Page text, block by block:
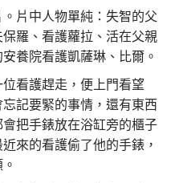
片中人物單純：失智的父
羅、看護蘿拉、活在父親
養院看護凱薩琳、比爾。
看護趕走，便上門看望
記要緊的事情，還有東西
把手錶放在浴缸旁的櫃子
來的看護偷了他的手錶，